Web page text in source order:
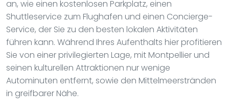
an, wie einen kostenlosen Parkplatz, einen
Shuttleservice zum Flughafen und einen Concierge-
Service, der Sie zu den besten lokalen Aktivitäten
führen kann. Während Ihres Aufenthalts hier profitieren
Sie von einer privilegierten Lage, mit Montpellier und
seinen kulturellen Attraktionen nur wenige
Autominuten entfernt, sowie den Mittelmeerstränden
in greifbarer Nähe.